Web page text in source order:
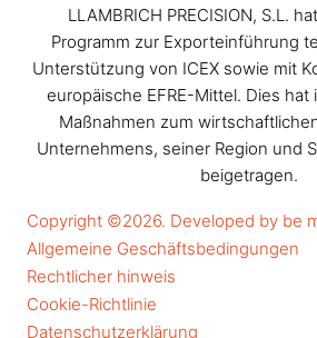
LLAMBRICH PRECISION, S.L.
Programm zur Exporteinführung
Unterstützung von ICEX sowie mit
europäische EFRE-Mittel. Dies hat
Maßnahmen zum
Unternehmens, seiner Region und
beigetragen.
Copyright ©2026. Developed by be
Allgemeine Geschäftsbedingungen
Rechtlicher hinweis
Cookie-Richtlinie
Datenschutzerklärung